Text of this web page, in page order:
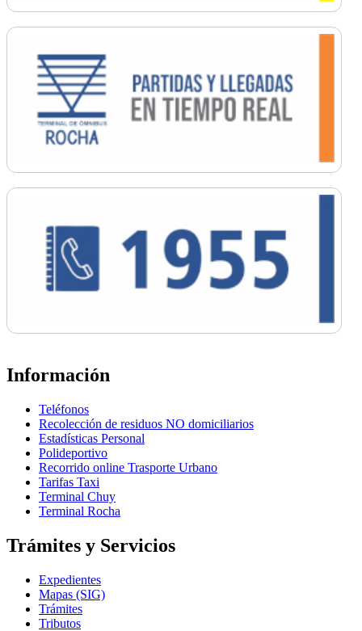
Información
Teléfonos
Recolección de residuos NO domiciliarios
Estadísticas Personal
Polideportivo
Recorrido online Trasporte Urbano
Tarifas Taxi
Terminal Chuy
Terminal Rocha
Trámites y Servicios
Expedientes
Mapas (SIG)
Trámites
Tributos